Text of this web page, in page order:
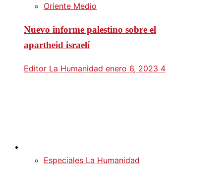
Oriente Medio
Nuevo informe palestino sobre el
apartheid israelí
Editor La Humanidad enero 6, 2023 4
Especiales La Humanidad